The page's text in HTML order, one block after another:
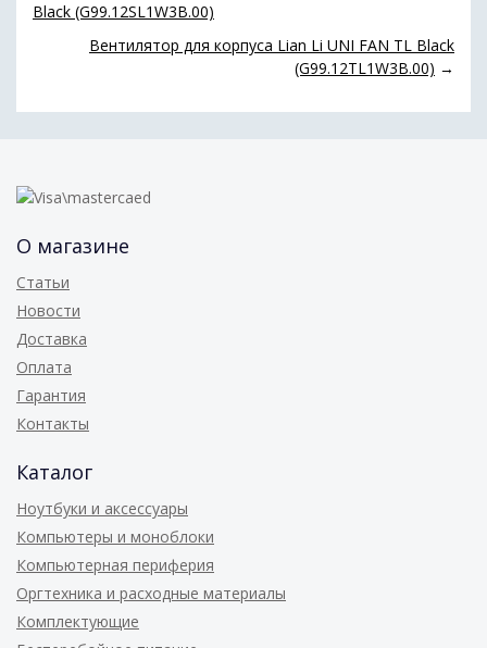
Black (G99.12SL1W3B.00)
Вентилятор для корпуса Lian Li UNI FAN TL Black
(G99.12TL1W3B.00) →
О магазине
Статьи
Новости
Доставка
Оплата
Гарантия
Контакты
Каталог
Ноутбуки и аксессуары
Компьютеры и моноблоки
Компьютерная периферия
Оргтехника и расходные материалы
Комплектующие